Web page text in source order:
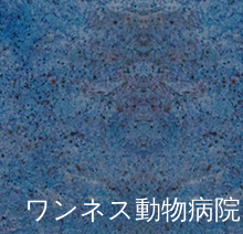
ワンネス動物病院